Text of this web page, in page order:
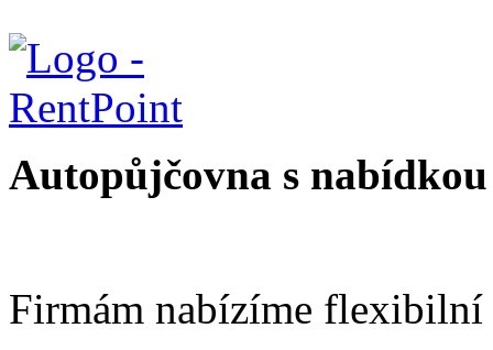
Autopůjčovna s
Firmám nabízíme flexibilní